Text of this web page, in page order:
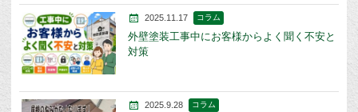
2025.11.17 コラム
外壁塗装工事中にお客様からよく聞く不安と
対策
2025.9.28 コラム